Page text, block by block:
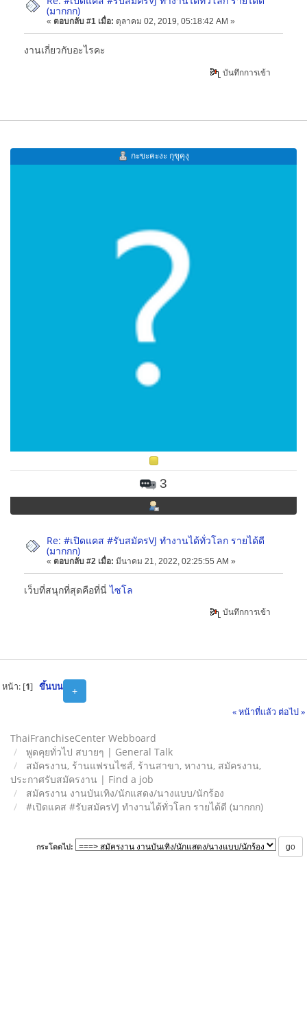
(มากกก)
« ตอบกลับ #1 เมื่อ: ตุลาคม 02, 2019, 05:18:42 AM »
งานเกี่ยวกับอะไรคะ
บันทึกการเข้า
กะขะคะงะ กุขุคุงุ
3
Re: #เปิดแคส #รับสมัครVJ ทำงานได้ทั่วโลก รายได้ดี
(มากกก)
« ตอบกลับ #2 เมื่อ: มีนาคม 21, 2022, 02:25:55 AM »
เว็บที่สนุกที่สุดคือที่นี่ไซโล
บันทึกการเข้า
+
หน้า: [1] ขึ้นบน
« หน้าที่แล้ว ต่อไป »
ThaiFranchiseCenter Webboard
พูดคุยทั่วไป สบายๆ | General Talk
สมัครงาน, ร้านแฟรนไชส์, ร้านสาขา, หางาน, สมัครงาน,
ประกาศรับสมัครงาน | Find a job
สมัครงาน งานบันเทิง/นักแสดง/นางแบบ/นักร้อง
#เปิดแคส #รับสมัครVJ ทำงานได้ทั่วโลก รายได้ดี (มากกก)
กระโดดไป: